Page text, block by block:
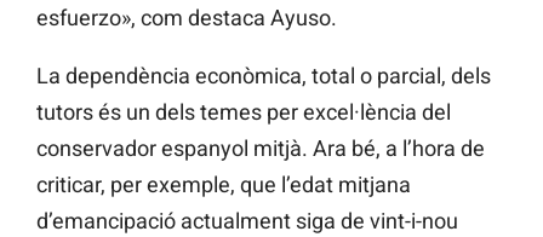
esfuerzo», com destaca Ayuso.
La dependència econòmica, total o parcial, dels
tutors és un dels temes per excel·lència del
conservador espanyol mitjà. Ara bé, a l’hora de
criticar, per exemple, que l’edat mitjana
d’emancipació actualment siga de vint-i-nou